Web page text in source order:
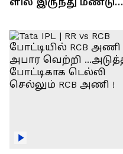
தமிழ் லைன்ஸ்
கேப்டன் சுமன்குர்ஜார்